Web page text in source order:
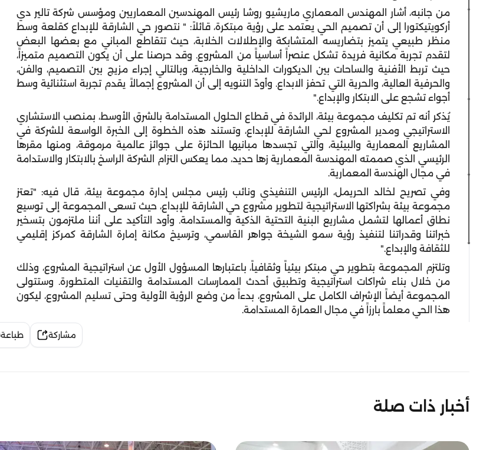
من جانبه، أشار المهندس المعماري ماريشيو روشا رئيس المهندسين المعماريين ومؤسس شركة تالير دي
أركويتيكتورا إلى أن تصميم الحي يعتمد على رؤية مبتكرة، قائلاً: " نتصور حي الشارقة للإبداع كقلعة وسط
منظر طبيعي يتميز بتضاريسه المتشابكة والإطلالات الخلابة، حيث تتقاطع المباني مع بعضها البعض
لتقدم تجربة مكانية فريدة تشكل عنصراً أساسياً من المشروع. وقد حرصنا على أن يكون التصميم متميزاً،
حيث تربط الأفنية والساحات بين الديكورات الداخلية والخارجية، وبالتالي إجراء مزيج بين التصميم، والفن،
والحرفية العالية، والحرية التي تحفز الابداع. وأودّ التنويه إلى أن المشروع إجمالاً يقدم تجربة استثنائية وسط
أجواء تشجع على الابتكار والإبداع."
يُذكر أنه تم تكليف مجموعة بيئة، الرائدة في قطاع الحلول المستدامة بالشرق الأوسط، بمنصب الاستشاري
الاستراتيجي ومدير المشروع لحي الشارقة للإبداع، وتستند هذه الخطوة إلى الخبرة الواسعة للشركة في
المشاريع المعمارية والبيئية، والتي تجسدها مبانيها الحائزة على جوائز عالمية مرموقة، ومنها مقرها
الرئيسي الذي صممته المهندسة المعمارية زها حديد، مما يعكس التزام الشركة الراسخ بالابتكار والاستدامة
في مجال الهندسة المعمارية.
وفي تصريح لخالد الحريمل، الرئيس التنفيذي ونائب رئيس مجلس إدارة مجموعة بيئة، قال فيه: "تعتز
مجموعة بيئة بشراكتها الاستراتيجية لتطوير مشروع حي الشارقة للإبداع، حيث تسعى المجموعة إلى توسيع
نطاق أعمالها لتشمل مشاريع البنية التحتية الذكية والمستدامة. وأود التأكيد على أننا ملتزمون بتسخير
خبراتنا وقدراتنا لتنفيذ رؤية سمو الشيخة جواهر القاسمي، وترسيخ مكانة إمارة الشارقة كمركز إقليمي
للثقافة والإبداع."
وتلتزم المجموعة بتطوير حي مبتكر بيئياً وثقافياً، باعتبارها المسؤول الأول عن استراتيجية المشروع، وذلك
من خلال بناء شراكات استراتيجية وتطبيق أحدث الممارسات المستدامة والتقنيات المتطورة. وستتولى
المجموعة أيضاً الإشراف الكامل على المشروع، بدءاً من وضع الرؤية الأولية وحتى تسليم المشروع، ليكون
هذا الحي معلماً بارزاً في مجال العمارة المستدامة.
مشاركة طباعة
أخبار ذات صلة